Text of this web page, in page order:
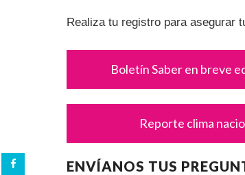
Realiza tu registro para asegurar
Boletín Saber en breve
Reporte clima
ENVÍANOS TUS